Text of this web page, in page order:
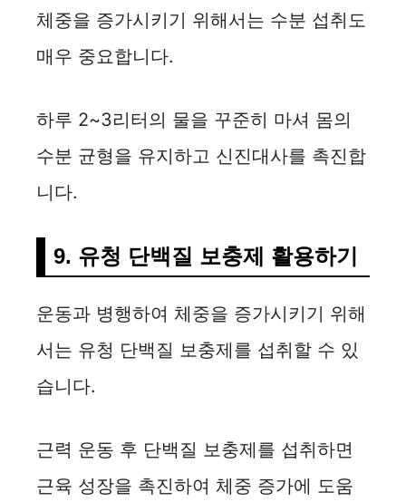
체중을 증가시키기 위해서는 수분 섭취도
매우 중요합니다.
하루 2~3리터의 물을 꾸준히 마셔 몸의
수분 균형을 유지하고 신진대사를 촉진합
니다.
9. 유청 단백질 보충제 활용하기
운동과 병행하여 체중을 증가시키기 위해
서는 유청 단백질 보충제를 섭취할 수 있
습니다.
근력 운동 후 단백질 보충제를 섭취하면
근육 성장을 촉진하여 체중 증가에 도움